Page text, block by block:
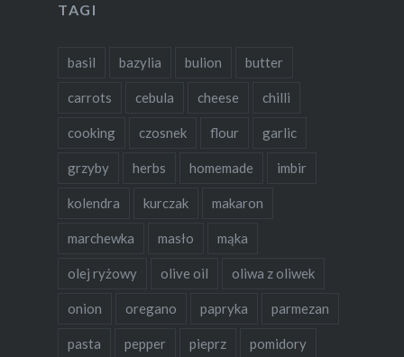
TAGI
basil bazylia bulion butter
carrots cebula cheese chilli
cooking czosnek flour garlic
grzyby herbs homemade imbir
kolendra kurczak makaron
marchewka masło mąka
olej ryżowy olive oil oliwa z oliwek
onion oregano papryka parmezan
pasta pepper pieprz pomidory